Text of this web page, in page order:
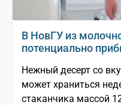
В НовГУ из
потенциально
Нежный десерт со
может храниться
стаканчика массой